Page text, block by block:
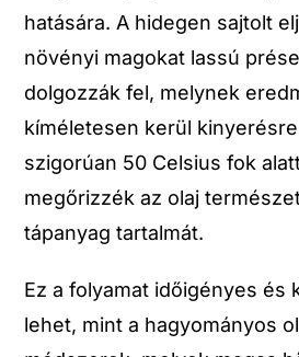
hatására. A hidegen sajtolt
növényi magokat lassú
dolgozzák fel, melynek
kíméletesen kerül
szigorúan 50 Celsius fok
megőrizzék az olaj
tápanyag tartalmát.
Ez a folyamat időigényes és
lehet, mint a hagyományos